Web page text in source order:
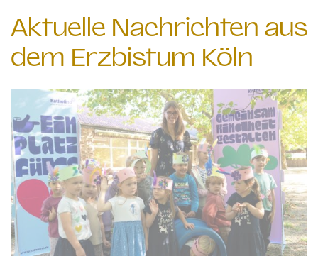
Aktuelle Nachrichten aus
dem Erzbistum Köln